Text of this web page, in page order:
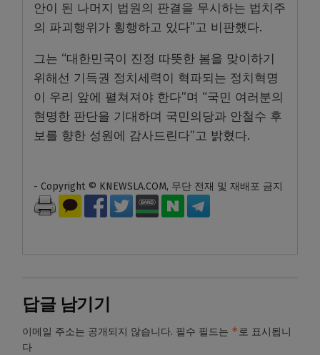
안이 된 나머지 법원의 판결을 무시하는 법치주
의 파괴행위가 횡행하고 있다”고 비판했다.
그는 “대한민국이 진정 따뜻한 봄을 맞이하기
위해선 기득권 정치세력이 혁파되는 정치혁명
이 우리 앞에 펼쳐져야 한다”며 “국민 여러분의
현명한 판단을 기대하며 국민의당과 안철수 후
보를 향한 성원에 감사드린다”고 밝혔다.
- Copyright © KNEWSLA.COM, 무단 전재 및 재배포 금지
답글 남기기
이메일 주소는 공개되지 않습니다. 필수 필드는 *로 표시됩니
다